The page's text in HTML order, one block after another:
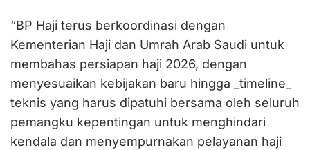
“BP Haji terus berkoordinasi dengan
Kementerian Haji dan Umrah Arab Saudi untuk
membahas persiapan haji 2026, dengan
menyesuaikan kebijakan baru hingga _timeline_
teknis yang harus dipatuhi bersama oleh seluruh
pemangku kepentingan untuk menghindari
kendala dan menyempurnakan pelayanan haji